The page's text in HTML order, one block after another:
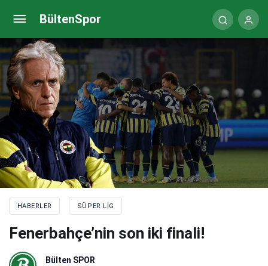
BültenSpor
HABERLER SÜPER LIG
Fenerbahçe’nin son iki finali!
Bülten SPOR
Okan Buruk, Şenol Güneş’i ilk kez devirdi!